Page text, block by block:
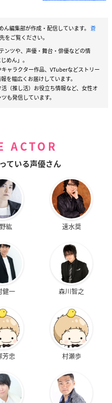
ん編集部が作成・配信しています。 蒼
をご覧ください。
ンツや、声優・舞台・俳優などの情
めん」。
ャラクター作品、VTuberなどストリー
を幅広くお届けしています。
（推し活）お役立ち情報など、女性オ
も発信しています。
ACTOR
ている声優さん
紘 速水奨
健一 森川智之
芳忠 村瀬歩